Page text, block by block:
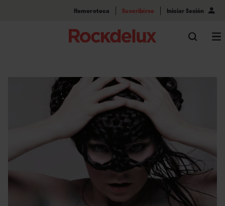
Hemeroteca Suscribirse Iniciar Sesión